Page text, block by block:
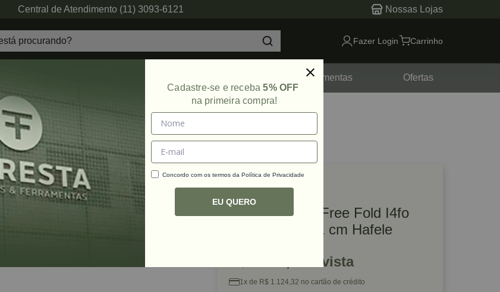
Central de Atendimento (11) 3093-6121 Nossas Lojas
Fazer Login Carrinho
Ferramentas Ofertas
Ref: 50457
Kit Articulador Free Fold I4fo
Branco 84 a 91 cm Hafele
R$ 1.124,32 à vista
1x de R$ 1.124,32 no cartão de crédito
Cadastre-se e receba5% OFF
na primeira compra!
Concordo com os termos da Política de Privacidade
EU QUERO